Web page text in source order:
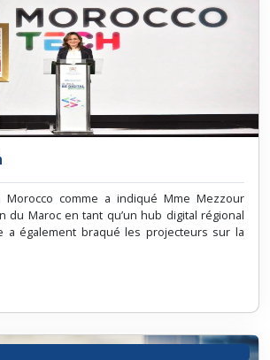
Morocco comme a indiqué Mme Mezzour
du Maroc en tant qu’un hub digital régional
a également braqué les projecteurs sur la